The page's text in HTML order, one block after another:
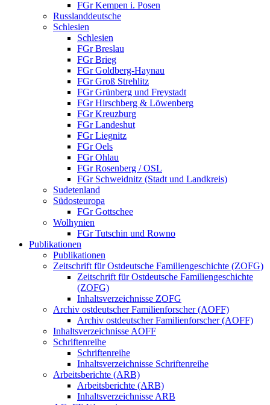
FGr Kempen i. Posen
Russlanddeutsche
Schlesien
Schlesien
FGr Breslau
FGr Brieg
FGr Goldberg-Haynau
FGr Groß Strehlitz
FGr Grünberg und Freystadt
FGr Hirschberg & Löwenberg
FGr Kreuzburg
FGr Landeshut
FGr Liegnitz
FGr Oels
FGr Ohlau
FGr Rosenberg / OSL
FGr Schweidnitz (Stadt und Landkreis)
Sudetenland
Südosteuropa
FGr Gottschee
Wolhynien
FGr Tutschin und Rowno
Publikationen
Publikationen
Zeitschrift für Ostdeutsche Familiengeschichte (ZOFG)
Zeitschrift für Ostdeutsche Familiengeschichte
(ZOFG)
Inhaltsverzeichnisse ZOFG
Archiv ostdeutscher Familienforscher (AOFF)
Archiv ostdeutscher Familienforscher (AOFF)
Inhaltsverzeichnisse AOFF
Schriftenreihe
Schriftenreihe
Inhaltsverzeichnisse Schriftenreihe
Arbeitsberichte (ARB)
Arbeitsberichte (ARB)
Inhaltsverzeichnisse ARB